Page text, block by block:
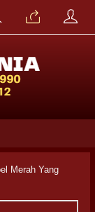
Merah Yang